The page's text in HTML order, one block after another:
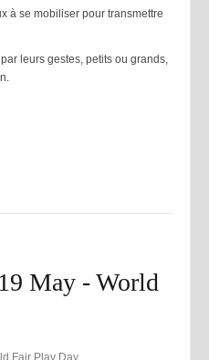
à se mobiliser pour transmettre
leurs gestes, petits ou grands,
May - World